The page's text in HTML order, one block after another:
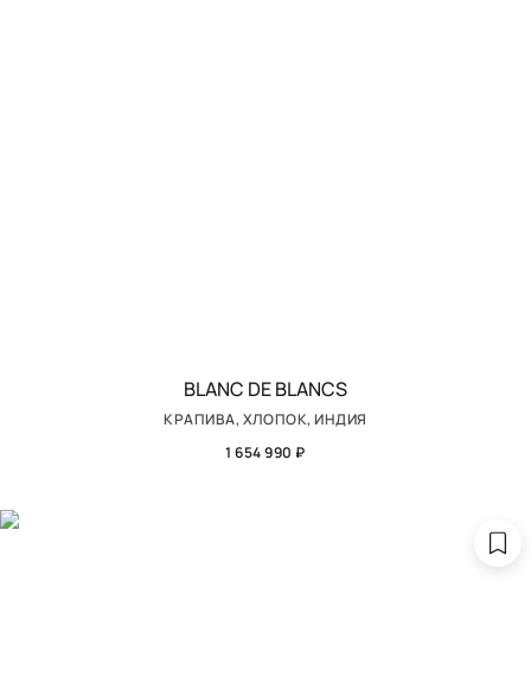
BLANC DE BLANCS
КРАПИВА, ХЛОПОК, ИНДИЯ
1 654 990 ₽